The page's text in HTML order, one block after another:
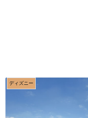
ディズニー